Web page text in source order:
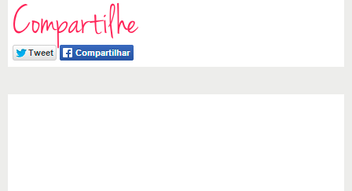
Compartilhe